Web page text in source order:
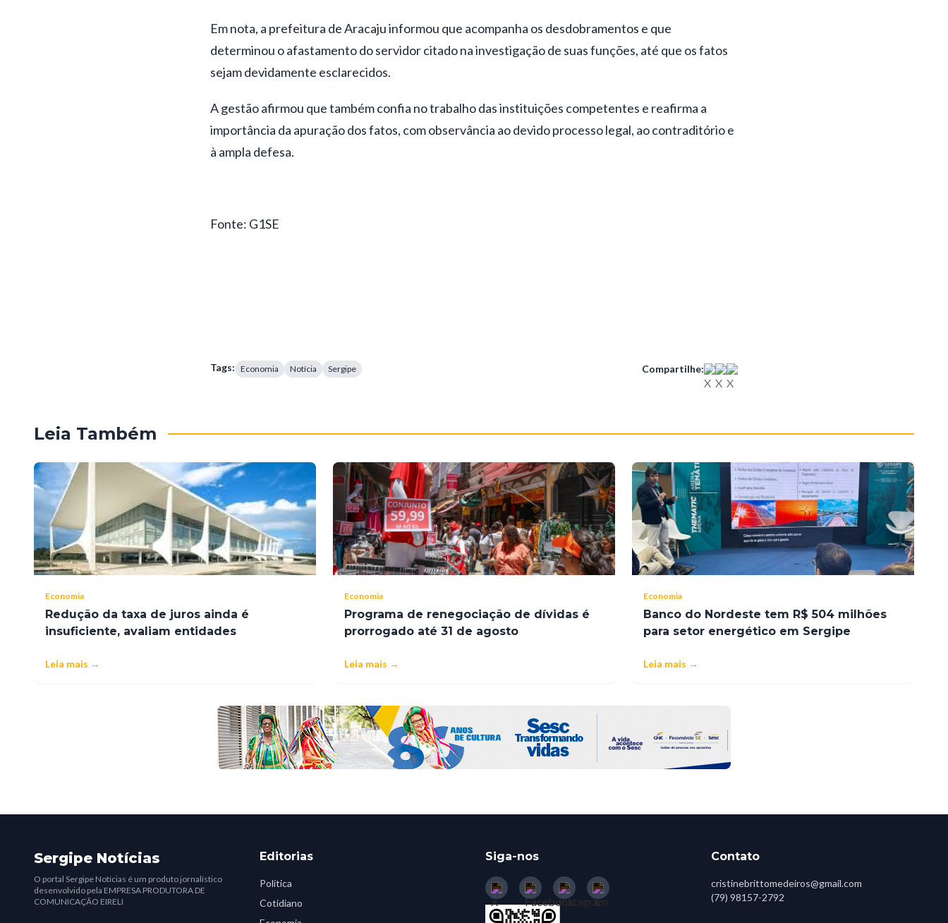
Em nota, a prefeitura deAracajuinformou que acompanha os desdobramentos e que
determinou o afastamento do servidor citado na investigação de suas funções, até que os fatos
sejam devidamente esclarecidos.
A gestão afirmou que também confia no trabalho das instituições competentes e reafirma a
importância da apuração dos fatos, com observância ao devido processo legal, ao contraditório e
à ampla defesa.
Fonte: G1SE
Tags: Economia Notícia Sergipe Compartilhe:
Leia Também
Economia
Redução da taxa de juros ainda é
insuficiente, avaliam entidades
Leia mais →
Economia
Programa de renegociação de dívidas é
prorrogado até 31 de agosto
Leia mais →
Economia
Banco do Nordeste tem R$ 504 milhões
para setor energético em Sergipe
Leia mais →
Sergipe Notícias
O portal Sergipe Notícias é um produto jornalístico
desenvolvido pela EMPRESA PRODUTORA DE
COMUNICAÇÃO EIRELI
Editorias
Política
Cotidiano
Siga-nos Contato
cristinebrittomedeiros@gmail.com
(79) 98157-2792